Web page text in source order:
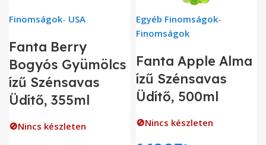
Finomságok- USA
Fanta Berry
Bogyós Gyümölcs
ízű Szénsavas
Üdítő, 355ml
🚫Nincs készleten
Egyéb Finomságok-
Finomságok
Fanta Apple Alma
ízű Szénsavas
Üdítő, 500ml
🚫Nincs készleten